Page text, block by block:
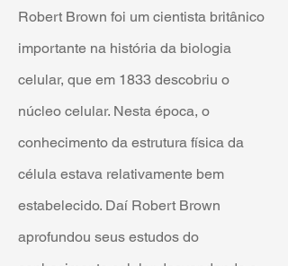
Robert Brown foi um cientista britânico
importante na história da biologia
celular, que em 1833 descobriu o
núcleo celular. Nesta época, o
conhecimento da estrutura física da
célula estava relativamente bem
estabelecido. Daí Robert Brown
aprofundou seus estudos do